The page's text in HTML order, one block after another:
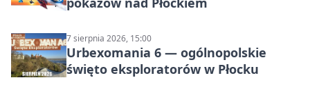
7 sierpnia 2026, 15:00
Urbexomania 6 — ogólnopolskie
święto eksploratorów w Płocku